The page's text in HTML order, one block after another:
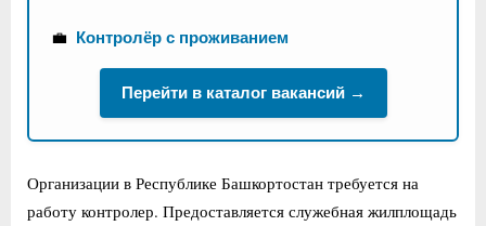
💼 Контролёр с проживанием
Перейти в каталог вакансий →
Организации в Республике Башкортостан требуется на
работу контролер. Предоставляется служебная жилплощадь